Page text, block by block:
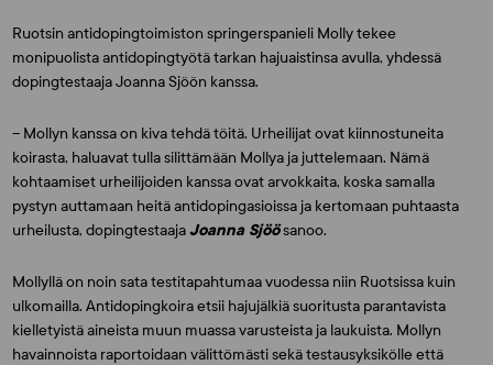
Ruotsin antidopingtoimiston springerspanieli Molly tekee
monipuolista antidopingtyötä tarkan hajuaistinsa avulla, yhdessä
dopingtestaaja Joanna Sjöön kanssa.
– Mollyn kanssa on kiva tehdä töitä. Urheilijat ovat kiinnostuneita
koirasta, haluavat tulla silittämään Mollya ja juttelemaan. Nämä
kohtaamiset urheilijoiden kanssa ovat arvokkaita, koska samalla
pystyn auttamaan heitä antidopingasioissa ja kertomaan puhtaasta
urheilusta, dopingtestaajaJoanna Sjöösanoo.
Mollyllä on noin sata testitapahtumaa vuodessa niin Ruotsissa kuin
ulkomailla. Antidopingkoira etsii hajujälkiä suoritusta parantavista
kielletyistä aineista muun muassa varusteista ja laukuista. Mollyn
havainnoista raportoidaan välittömästi sekä testausyksikölle että